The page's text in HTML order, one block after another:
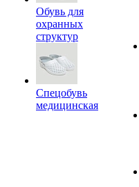
Обувь для
охранных
структур
Спецобувь
медицинская